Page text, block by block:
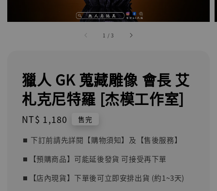
1 /3
獵人 GK 蒐藏雕像 會長 艾
札克尼特羅 [杰模工作室]
Regular
NT$ 1,180 售完
⏹︎ 下訂前請先詳閱【購物須知】及【售後服務】
⏹︎【預購商品】可能延後發貨 可接受再下單
⏹︎【店內現貨】下單後可立即安排出貨 (約1~3天)